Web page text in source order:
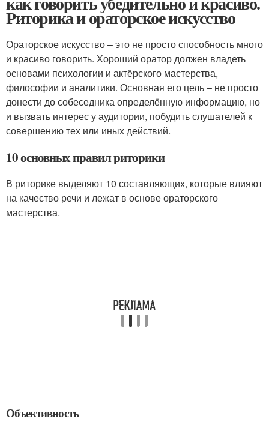
Риторика и ораторское искусство
Ораторское искусство – это не просто способность много
и красиво говорить. Хороший оратор должен владеть
основами психологии и актёрского мастерства,
философии и аналитики. Основная его цель – не просто
донести до собеседника определённую информацию, но
и вызвать интерес у аудитории, побудить слушателей к
совершению тех или иных действий.
10 основных правил риторики
В риторике выделяют 10 составляющих, которые влияют
на качество речи и лежат в основе ораторского
мастерства.
Объективность